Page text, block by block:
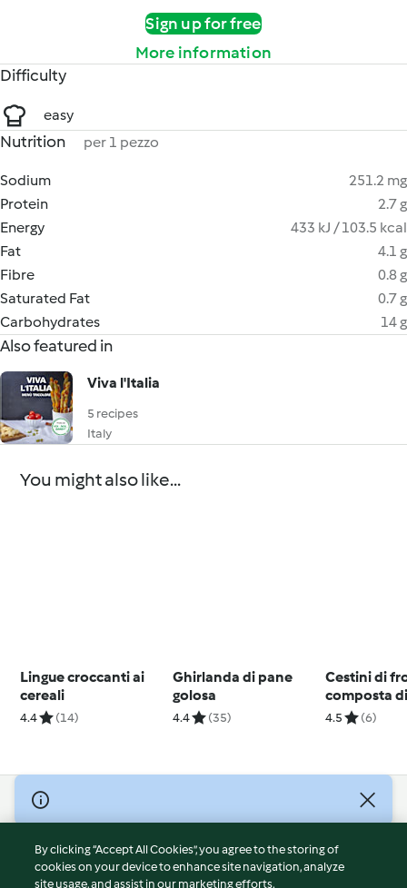
Sign up for free
More information
Difficulty
easy
Nutrition per 1 pezzo
Sodium
251.2 mg
Protein
2.7 g
Energy
433 kJ / 103.5 kcal
Fat
4.1 g
Fibre
0.8 g
Saturated Fat
0.7 g
Carbohydrates
14 g
Also featured in
Viva l'Italia
5 recipes
Italy
You might also like...
Lingue croccanti ai
cereali
4.4 (14)
Ghirlanda di pane
golosa
4.4 (35)
Cestini di
composta
4.5 (6)
© Copyright 2026
Terms of Service
Privacy Policy
By clicking “Accept All Cookies”, you agree to the storing of
cookies on your device to enhance site navigation, analyze
site usage, and assist in our marketing efforts.